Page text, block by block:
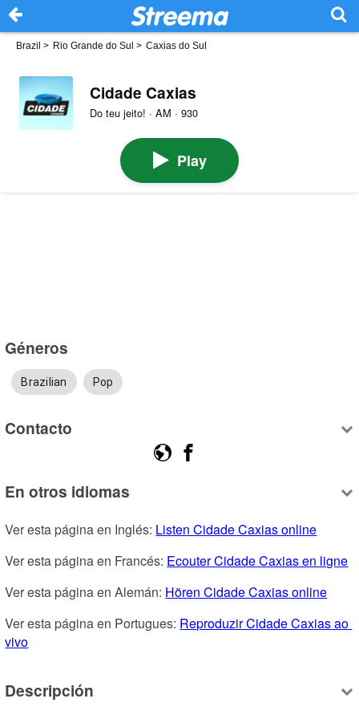
Brazil > Rio Grande do Sul > Caxias do Sul
Cidade Caxias
Do teu jeito! · AM · 930
Play
Géneros
Brazilian Pop
Contacto
En otros idiomas
Ver esta página en Inglés: Listen Cidade Caxias online
Ver esta página en Francés: Ecouter Cidade Caxias en ligne
Ver esta página en Alemán: Hören Cidade Caxias online
Ver esta página en Portugues: Reproduzir Cidade Caxias ao
vivo
Descripción